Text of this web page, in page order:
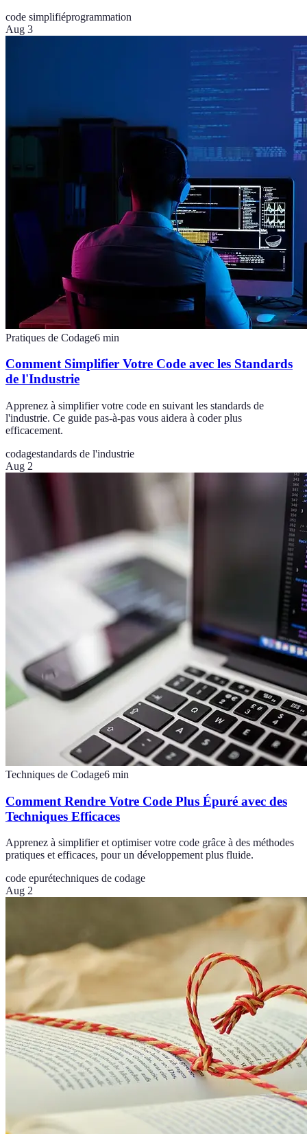
code simplifiéprogrammation
Aug 3
Pratiques de Codage6 min
Comment Simplifier Votre Code avec les Standards
de l'Industrie
Apprenez à simplifier votre code en suivant les standards de
l'industrie. Ce guide pas-à-pas vous aidera à coder plus
efficacement.
codagestandards de l'industrie
Aug 2
Techniques de Codage6 min
Comment Rendre Votre Code Plus Épuré avec des
Techniques Efficaces
Apprenez à simplifier et optimiser votre code grâce à des méthodes
pratiques et efficaces, pour un développement plus fluide.
code epurétechniques de codage
Aug 2